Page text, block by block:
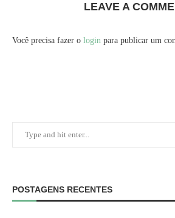
LEAVE A
Você precisa fazer o login para publicar um
POSTAGENS RECENTES